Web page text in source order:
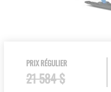
PRIX RÉGULIER
21 584 $